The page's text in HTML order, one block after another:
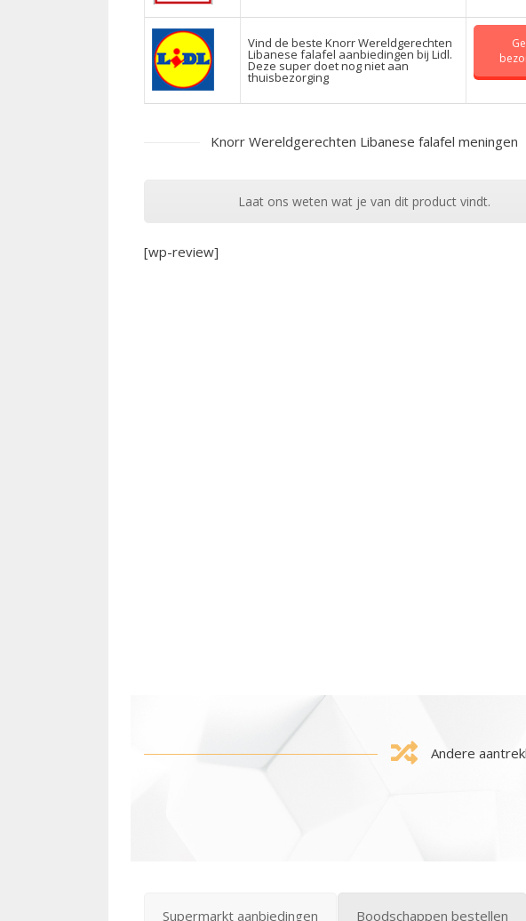
Vind de beste Knorr Wereldgerechten
Libanese falafel aanbiedingen bij Lidl.
Deze super doet nog niet aan
thuisbezorging
Knorr Wereldgerechten Libanese falafel meningen
Laat ons weten wat je van dit product vindt.
[wp-review]
Andere
Supermarkt aanbiedingen Boodschappen bestellen